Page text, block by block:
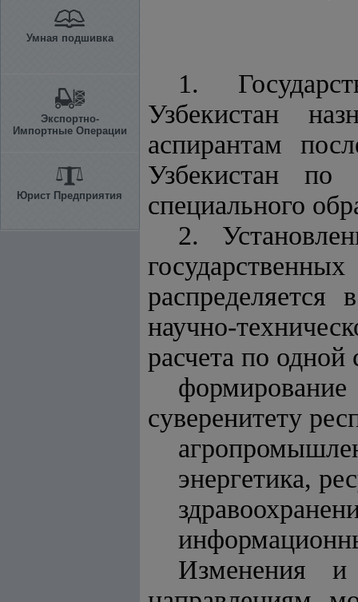
Умная подшивка
Экспортно-
Импортные Операции
Юрист Предприятия
1.
Узбекистан
аспирантам
Узбекистан
специального
2.
распределяется
научно-
расчета по
формирование
суверенитету
энергетика,
Изменения и